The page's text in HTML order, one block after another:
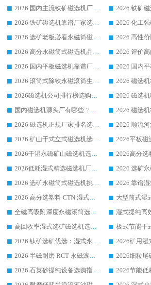
2026 国内主流铁矿磁选机厂家选购指南|行业口碑好品牌推荐，领域强者华体会手机网页版-华体会(中国)
2026 铁矿磁选机靠谱厂家选购指南，领域强者华体会手机网页版-华体会(中国) 铁矿磁选机性价比高
2026 选矿老板必看永磁筒磁选机推荐 行业头部品牌口碑设备选购全攻略
2026 高分永磁筒式磁选机品牌推荐 选矿设备强者对比测评采购避坑全攻略
2026 国内平板磁选机靠谱厂家排名 行业实测口碑设备按需选购全指南
2026 滚筒式除铁永磁滚筒生产厂家推荐排名|行业口碑选购指南，领域强者源头厂商精选
2026磁选机公司排行榜选购指南|正规源头厂家推荐，领域强者高性价比靠谱信赖品牌
国内磁选机源头厂有哪些？2026 综合实力排名与采购避坑技巧
2026 磁选机正规厂家排名选购指南|行业口碑信赖品牌推荐性价比高靠谱磁电企业
2026 矿山干式立式磁选机选型攻略 梳理深耕磁电装备多年靠谱生产厂商
2026干湿永磁矿山磁选机选型攻略 优质生产厂家排名 选矿领域高口碑品牌推荐指南
2026低耗湿式精​选磁选机厂家怎么选?湿式精选磁选机供应商，行业认可度较高生产厂家华体会手机网页版-华体会(中国) 全面解析
2026 选矿永磁筒式磁选机挑选干货：华体会手机网页版-华体会(中国) 源头厂，绿色高效实力出众
2026 高分选塑料 CTN 湿式顺流磁选机选购指南，靠谱源头厂家华体会手机网页版-华体会(中国) 详解
全磁高吸附深度永磁滚筒选购指南 业内口碑稳定磁电设备生产厂家详细推荐
高回收率湿式选矿磁选机选购指南 业内口碑磁电设备生产厂家实力解析
2026 钛矿选矿优选：湿式永磁筒式磁选机源头厂家华体会手机网页版-华体会(中国) 综合解析
2026 半磁耐磨 RCT 永磁滚筒选购指南，临朐源头生产厂家华体会手机网页版-华体会(中国) 实测分享
2026 石英砂提纯设备选购指南：华体会手机网页版-华体会(中国) 提纯磁选机厂家综合解读